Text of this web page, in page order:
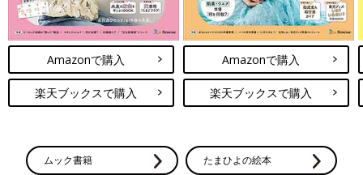
Amazonで購入
楽天ブックスで購入
Amazonで購入
楽天ブックスで購入
ムック書籍 たまひよの絵本